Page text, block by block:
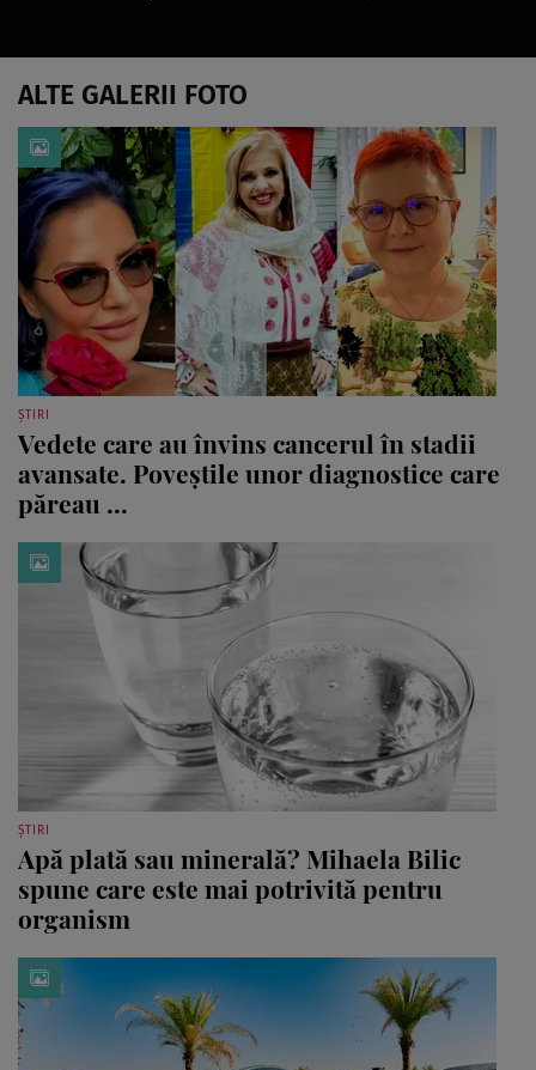
ALTE GALERII FOTO
ȘTIRI
Vedete care au învins cancerul în stadii
avansate. Poveștile unor diagnostice care
păreau ...
ȘTIRI
Apă plată sau minerală? Mihaela Bilic
spune care este mai potrivită pentru
organism